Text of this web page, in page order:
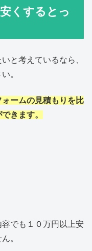
くするとっ
と考えているなら、
。
ームの見積もりを比
きます。
でも１０万円以上安
。